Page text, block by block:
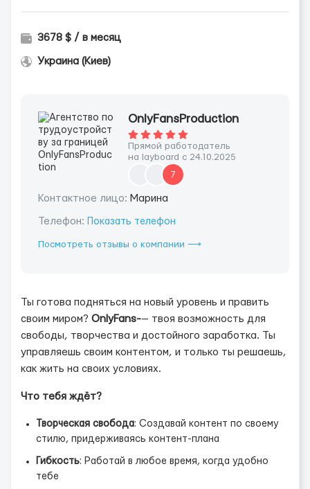
3678 $ / в месяц
Украина (Киев)
OnlyFansProduction
Прямой работодатель
на layboard с 24.10.2025
7
Контактное лицо: Марина
Телефон: Показать телефон
Посмотреть отзывы о компании ⟶
Ты готова подняться на новый уровень и править
своим миром? OnlyFans-— твоя возможность для
свободы, творчества и достойного заработка. Ты
управляешь своим контентом, и только ты решаешь,
как жить на своих условиях.
Что тебя ждёт?
Творческая свобода: Создавай контент по своему
стилю, придерживаясь контент-плана
Гибкость: Работай в любое время, когда удобно
тебе